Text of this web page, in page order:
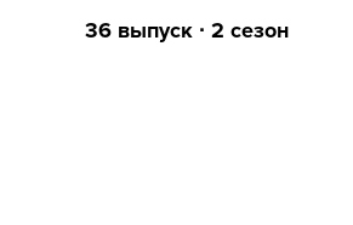
36 выпуск ∙ 2 сезон